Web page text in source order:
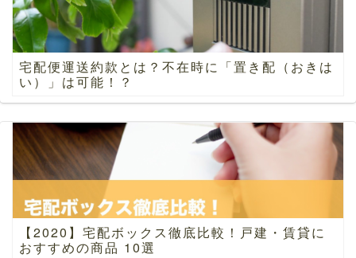
宅配便運送約款とは？不在時に「置き配（おきは
い）」は可能！？
【2020】宅配ボックス徹底比較！戸建・賃貸に
おすすめの商品 10選